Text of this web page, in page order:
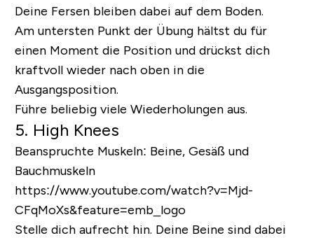
Deine Fersen bleiben dabei auf dem Boden.
Am untersten Punkt der Übung hältst du für
einen Moment die Position und drückst dich
kraftvoll wieder nach oben in die
Ausgangsposition.
Führe beliebig viele Wiederholungen aus.
5. High Knees
Beanspruchte Muskeln: Beine, Gesäß und
Bauchmuskeln
https://www.youtube.com/watch?v=Mjd-
CFqMoXs&feature=emb_logo
Stelle dich aufrecht hin. Deine Beine sind dabei